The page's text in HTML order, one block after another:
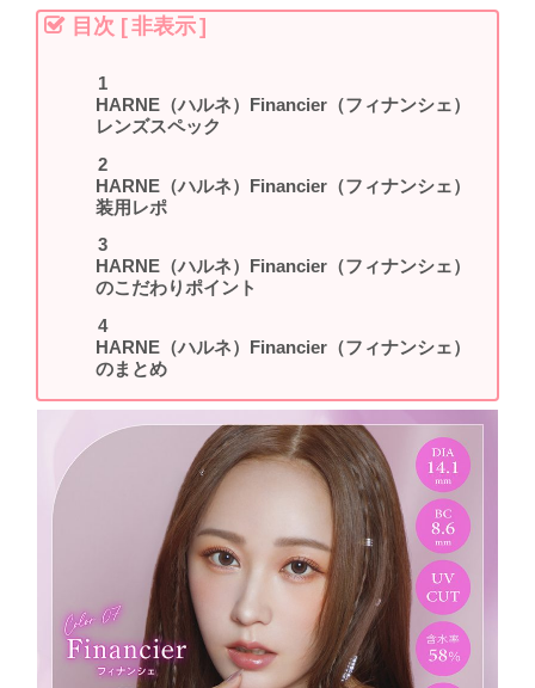
目次 [非表示]
HARNE（ハルネ）Financier（フィナンシェ）
レンズスペック
HARNE（ハルネ）Financier（フィナンシェ）
装用レポ
HARNE（ハルネ）Financier（フィナンシェ）
のこだわりポイント
HARNE（ハルネ）Financier（フィナンシェ）
のまとめ